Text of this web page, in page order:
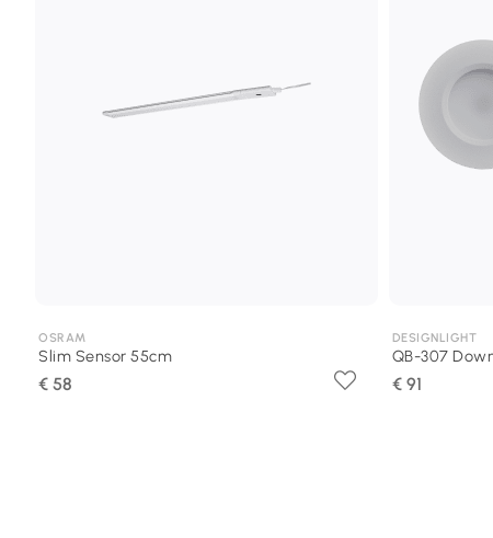
OSRAM
Slim Sensor 55cm
€ 58
DESIGNLIGHT
QB-307
€ 91